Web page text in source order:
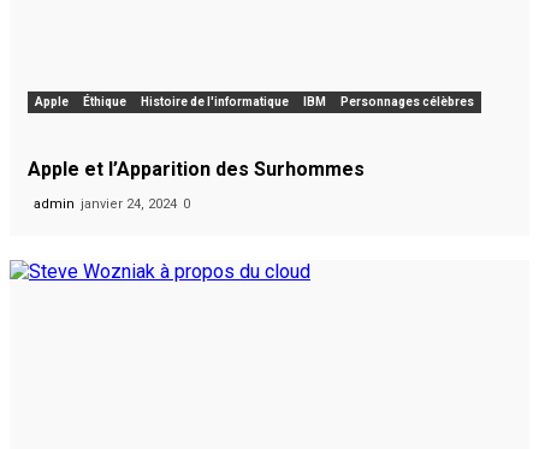
Apple Éthique Histoire de l'informatique IBM Personnages célèbres
Apple et l’Apparition des Surhommes
admin janvier 24, 2024 0